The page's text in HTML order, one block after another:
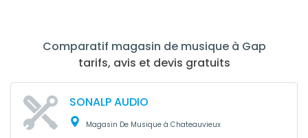
Comparatif magasin de musique à Gap
tarifs, avis et devis gratuits
SONALP AUDIO
Magasin De Musique à Chateauvieux